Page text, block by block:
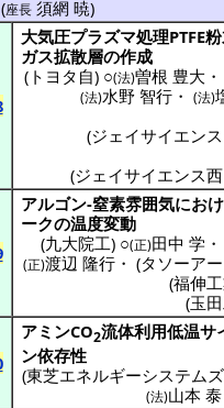
(座長 須網 暁)
大気圧プラズマ処理PTFE
ガス拡散層の作成
(トヨタ自) ○(法)曽根 豊大・
(法)水野 智行・ (法)
(ジェイサイエン
(ジェイサイエンス
アルゴン-窒素雰囲気にお
ークの温度変動
(九大院工) ○(正)田中 学・
(正)渡辺 隆行・ (タソーア
(福伸
(玉
アミンCO2流体利用低温サ
ン依存性
(東芝エネルギーシステムズ
(法)山本 泰